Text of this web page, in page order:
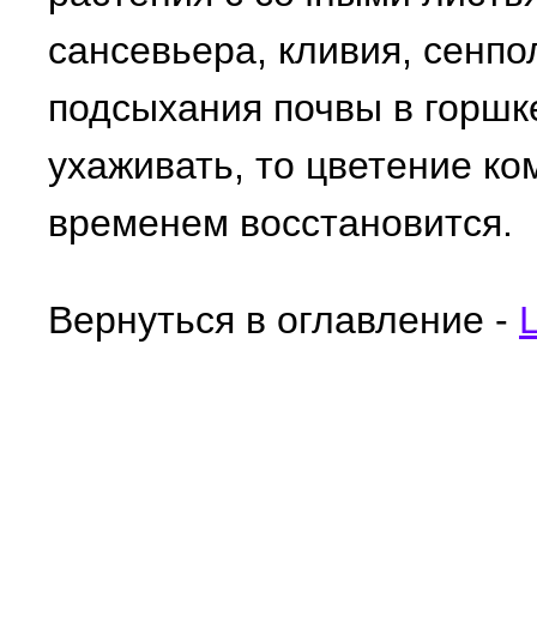
сансевьера, кливия,
подсыхания почвы в
ухаживать, то цветение
временем восстановится.
Вернуться в оглавление -